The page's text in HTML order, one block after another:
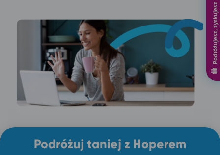
Podróżujesz, zyskujesz
Podróżuj taniej z Hoperem